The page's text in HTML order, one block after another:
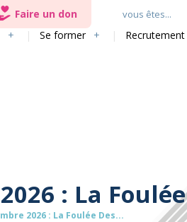
Faire un don vous êtes...
Se former Recrutement
: La
2026 : La Foulée Des...